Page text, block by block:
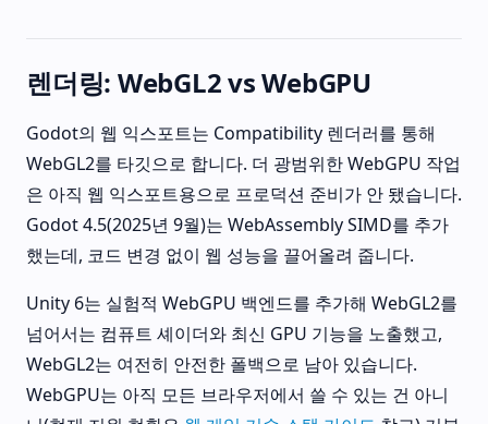
렌더링: WebGL2 vs WebGPU
Godot의 웹 익스포트는 Compatibility 렌더러를 통해
WebGL2를 타깃으로 합니다. 더 광범위한 WebGPU 작업
은 아직 웹 익스포트용으로 프로덕션 준비가 안 됐습니다.
Godot 4.5(2025년 9월)는 WebAssembly SIMD를 추가
했는데, 코드 변경 없이 웹 성능을 끌어올려 줍니다.
Unity 6는 실험적 WebGPU 백엔드를 추가해 WebGL2를
넘어서는 컴퓨트 셰이더와 최신 GPU 기능을 노출했고,
WebGL2는 여전히 안전한 폴백으로 남아 있습니다.
WebGPU는 아직 모든 브라우저에서 쓸 수 있는 건 아니